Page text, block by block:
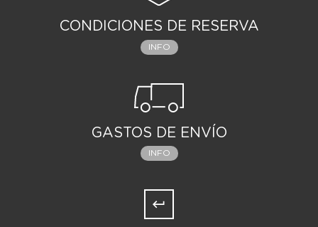
CONDICIONES DE RESERVA
INFO
GASTOS DE ENVÍO
INFO